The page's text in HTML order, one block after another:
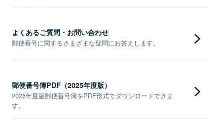
よくあるご質問・お問い合わせ
郵便番号に関するさまざまな疑問にお答えします。
郵便番号簿PDF（2025年度版）
2025年度版郵便番号簿をPDF形式でダウンロードできま
す。